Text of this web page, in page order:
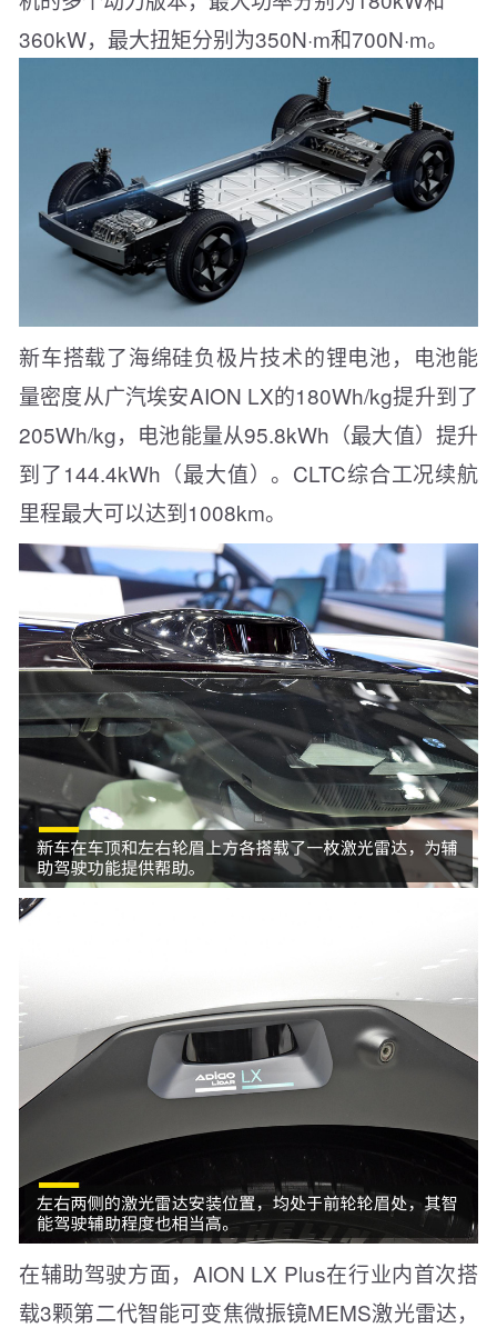
360kW，最大扭矩分别为350N·m和700N·m。
新车搭载了海绵硅负极片技术的锂电池，电池能
量密度从广汽埃安AION LX的180Wh/kg提升到了
205Wh/kg，电池能量从95.8kWh（最大值）提升
到了144.4kWh（最大值）。CLTC综合工况续航
里程最大可以达到1008km。
在辅助驾驶方面，AION LX Plus在行业内首次搭
载3颗第二代智能可变焦微振镜MEMS激光雷达，